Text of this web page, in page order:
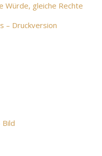
Würde, gleiche Rechte
– Druckversion
Bild